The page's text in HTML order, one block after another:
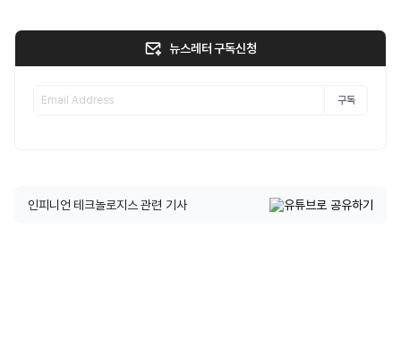
뉴스레터 구독신청
구독
인피니언 테크놀로지스 관련 기사